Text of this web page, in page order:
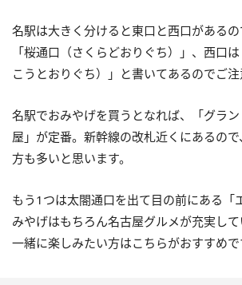
名駅は大きく分けると東口と西口がある
「桜通口（さくらどおりぐち）」、西口
こうとおりぐち）」と書いてあるのでご注
名駅でおみやげを買うとなれば、「グラ
屋」が定番。新幹線の改札近くにあるの
方も多いと思います。
もう1つは太閤通口を出て目の前にある「
みやげはもちろん名古屋グルメが充実し
一緒に楽しみたい方はこちらがおすすめで